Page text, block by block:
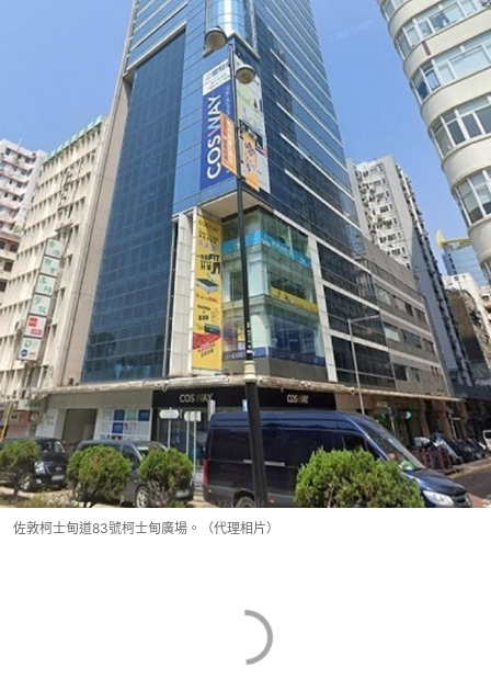
佐敦柯士甸道83號柯士甸廣場。（代理相片）